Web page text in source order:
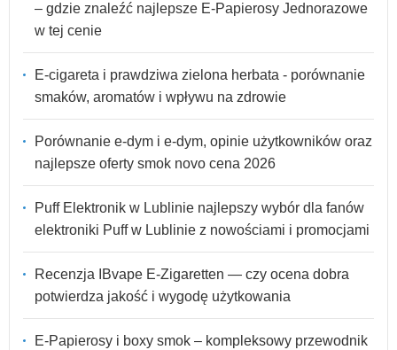
– gdzie znaleźć najlepsze E-Papierosy Jednorazowe
w tej cenie
E-cigareta i prawdziwa zielona herbata - porównanie
smaków, aromatów i wpływu na zdrowie
Porównanie e-dym i e-dym, opinie użytkowników oraz
najlepsze oferty smok novo cena 2026
Puff Elektronik w Lublinie najlepszy wybór dla fanów
elektroniki Puff w Lublinie z nowościami i promocjami
Recenzja IBvape E-Zigaretten — czy ocena dobra
potwierdza jakość i wygodę użytkowania
E-Papierosy i boxy smok – kompleksowy przewodnik